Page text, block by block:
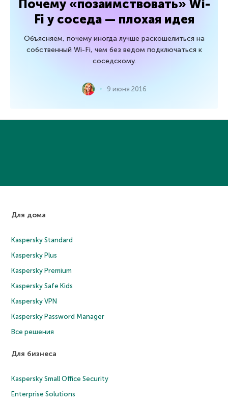
Почему «позаимствовать» Wi-
Fi у соседа — плохая идея
Объясняем, почему иногда лучше раскошелиться на
собственный Wi-Fi, чем без ведом подключаться к
соседскому.
9 июня 2016
Для дома
Kaspersky Standard
Kaspersky Plus
Kaspersky Premium
Kaspersky Safe Kids
Kaspersky VPN
Kaspersky Password Manager
Все решения
Для бизнеса
Kaspersky Small Office Security
Enterprise Solutions